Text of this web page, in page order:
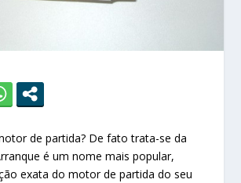
de partida? De fato trata-se da
é um nome mais popular,
exata do motor de partida do seu